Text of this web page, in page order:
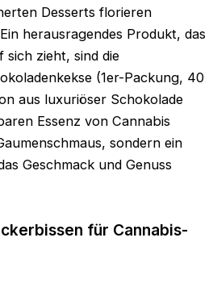
Desserts florieren
herausragendes Produkt, das
sich zieht, sind die
(1er-Packung, 40
aus luxuriöser Schokolade
Essenz von Cannabis
sondern ein
Geschmack und Genuss
für Cannabis-